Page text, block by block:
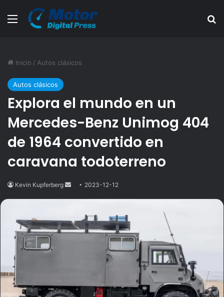
Menú
Inicio / Autos clásicos
Autos clásicos
Explora el mundo en un
Mercedes-Benz Unimog 404
de 1964 convertido en
caravana todoterreno
Kevin Kupferberg
Send2023-12-12